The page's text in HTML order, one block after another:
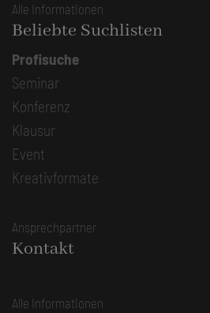
Alle Informationen
Beliebte Suchlisten
Profisuche
Seminar
Konferenz
Klausur
Event
Kreativformate
Ansprechpartner
Kontakt
Alle Informationen